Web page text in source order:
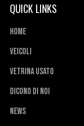
QUICK LINKS
Home
Veicoli
Vetrina usato
Dicono di noi
News